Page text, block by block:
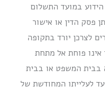
במועד התשלום
פסק הדין או אישור
לצרכן יורד בתקופה
פוחת אל מתחת
בבית המשפט או בבית
לעלייתו המחודשת של